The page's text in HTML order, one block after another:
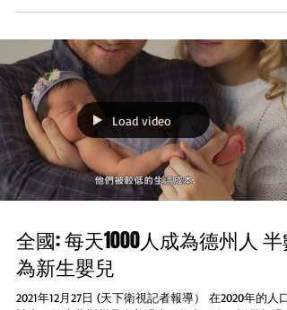
國將可恢...
Load video
全國: 每天1000人成為德州人 半數
為新生嬰兒
2021年12月27日 (天下衛視記者報導） 在2020年的人口